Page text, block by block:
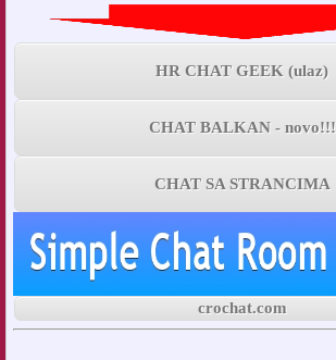
HR CHAT GEEK (ulaz)
CHAT BALKAN - novo!!!
CHAT SA STRANCIMA
crochat.com